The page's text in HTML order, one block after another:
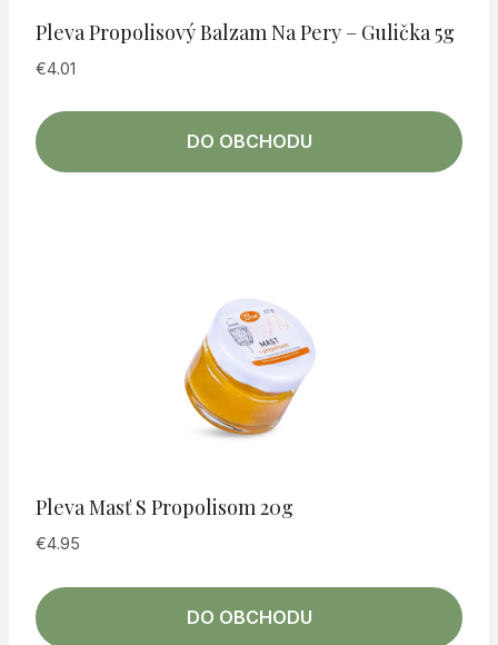
Pleva Propolisový Balzam Na Pery – Gulička 5g
€4.01
DO OBCHODU
Pleva Masť S Propolisom 20g
€4.95
DO OBCHODU